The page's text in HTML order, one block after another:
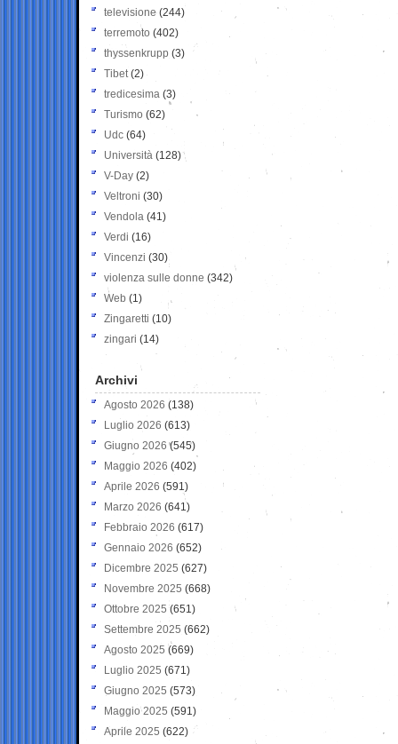
televisione(244)
terremoto (402)
thyssenkrupp (3)
Tibet(2)
tredicesima (3)
Turismo (62)
Udc (64)
Università (128)
V-Day (2)
Veltroni (30)
Vendola (41)
Verdi (16)
Vincenzi (30)
violenza sulle donne (342)
Web (1)
Zingaretti (10)
zingari (14)
Archivi
Agosto 2026 (138)
Luglio 2026 (613)
Giugno 2026 (545)
Maggio 2026 (402)
Aprile 2026 (591)
Marzo 2026 (641)
Febbraio 2026 (617)
Gennaio 2026 (652)
Dicembre 2025 (627)
Novembre 2025 (668)
Ottobre 2025 (651)
Settembre 2025 (662)
Agosto 2025 (669)
Luglio 2025 (671)
Giugno 2025 (573)
Maggio 2025 (591)
Aprile 2025 (622)